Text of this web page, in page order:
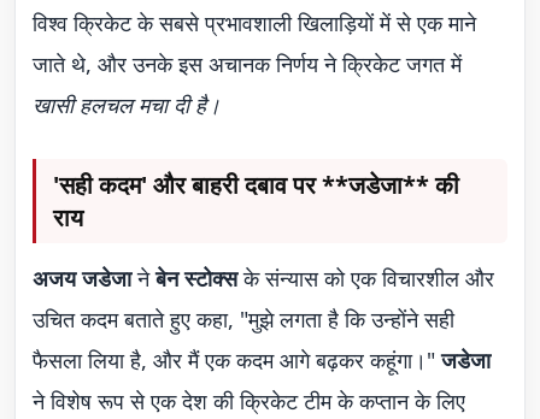
विश्व क्रिकेट के सबसे प्रभावशाली खिलाड़ियों में से एक माने
जाते थे, और उनके इस अचानक निर्णय ने क्रिकेट जगत में
खासी हलचल मचा दी है।
'सही कदम' और बाहरी दबाव पर **जडेजा** की
राय
अजय जडेजानेबेन स्टोक्सके संन्यास को एक विचारशील और
उचित कदम बताते हुए कहा, "मुझे लगता है कि उन्होंने सही
फैसला लिया है, और मैं एक कदम आगे बढ़कर कहूंगा।"जडेजा
ने विशेष रूप से एक देश की क्रिकेट टीम के कप्तान के लिए